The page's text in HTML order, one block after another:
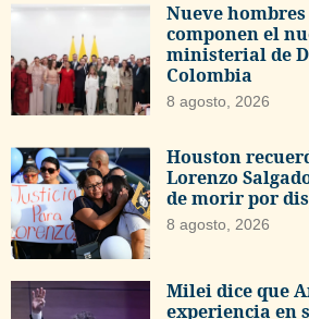
Nueve
componen el
ministerial de
Colombia
8 agosto, 2026
Houston
Lorenzo
de morir por
8 agosto, 2026
Milei dice que
experiencia en